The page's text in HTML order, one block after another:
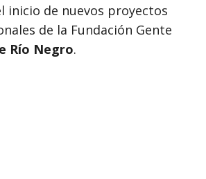
inicio de nuevos proyectos
de la Fundación Gente
Río Negro.